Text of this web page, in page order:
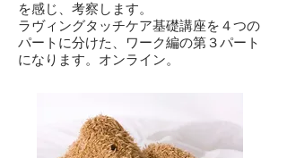
を感じ、考察します。
ラヴィングタッチケア基礎講座を４つの
パートに分けた、ワーク編の第３パート
になります。オンライン。